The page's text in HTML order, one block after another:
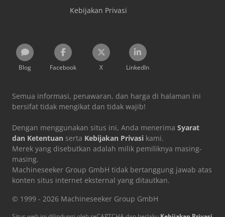
Kebijakan Privasi
Blog Facebook X LinkedIn
Semua informasi, penawaran, dan harga di halaman ini
bersifat tidak mengikat dan tidak wajib!
Dengan menggunakan situs ini, Anda menerima Syarat
dan Ketentuan serta Kebijakan Privasi kami.
Merek yang disebutkan adalah milik pemiliknya masing-
masing.
Machineseeker Group GmbH tidak bertanggung jawab atas
konten situs internet eksternal yang ditautkan.
© 1999 - 2026 Machineseeker Group GmbH